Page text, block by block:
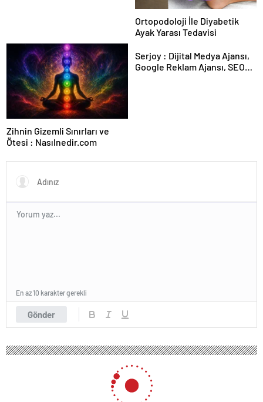
Ortopodoloji İle Diyabetik
Ayak Yarası Tedavisi
Zihnin Gizemli Sınırları ve
Ötesi : Nasılnedir.com
Serjoy : Dijital Medya Ajansı,
Google Reklam Ajansı, SEO
Gönder
En az 10 karakter gerekli